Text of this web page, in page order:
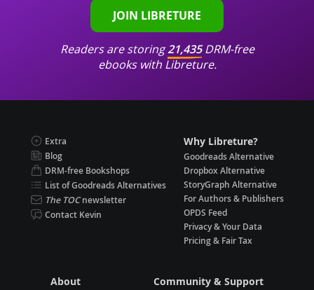
JOIN LIBRETURE
Readers are storing21,435DRM-free
ebooks with Libreture.
Extra
Blog
DRM-free Bookshops
List of Goodreads Alternatives
The TOCnewsletter
Contact Kevin
Why Libreture?
Goodreads Alternative
Dropbox Alternative
StoryGraph Alternative
For Authors & Publishers
OPDS Feed
Privacy & Your Data
Pricing & Fair Tax
About Community & Support